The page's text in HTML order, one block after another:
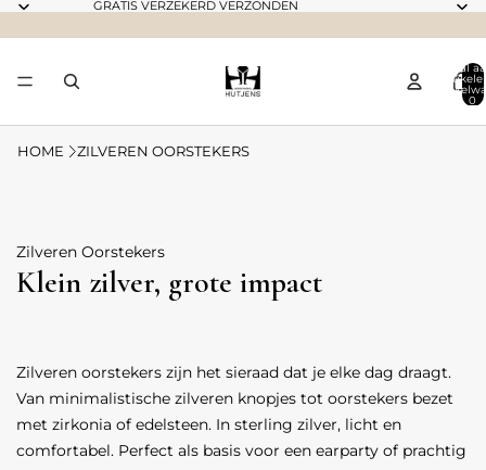
GRATIS VERZEKERD VERZONDEN
Totaal
0
HOME ZILVEREN OORSTEKERS
Zilveren Oorstekers
Klein zilver, grote impact
Zilveren oorstekers zijn het sieraad dat je elke dag draagt.
Van minimalistische zilveren knopjes tot oorstekers bezet
met zirkonia of edelsteen. In sterling zilver, licht en
comfortabel. Perfect als basis voor een earparty of prachtig